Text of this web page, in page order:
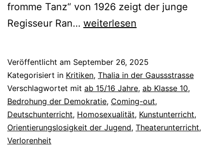
fromme Tanz“ von 1926 zeigt der junge
Regisseur Ran… Frommer
weiterlesen
Veröffentlicht am September 26, 2025
Kategorisiert in Kritiken, Thalia in der Gaussstrasse
Verschlagwortet mit ab 15/16 Jahre, ab Klasse 10,
Bedrohung der Demokratie, Coming-out,
Deutschunterricht, Homosexualität, Kunstunterricht,
Orientierungslosigkeit der Jugend, Theaterunterricht,
Verlorenheit